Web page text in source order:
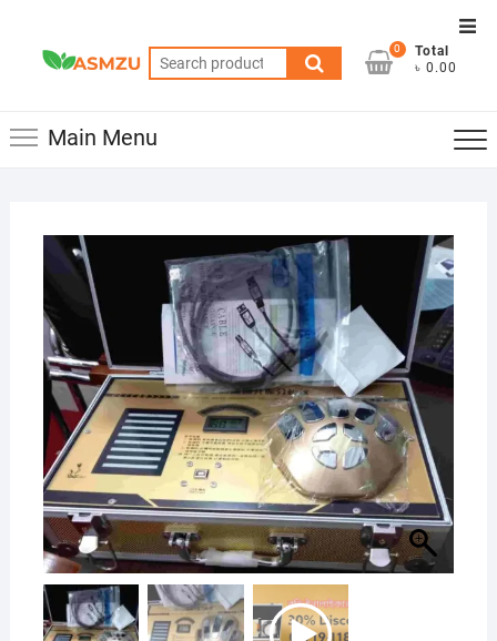
content
Search
for:
0
Total
৳ 0.00
Main Menu